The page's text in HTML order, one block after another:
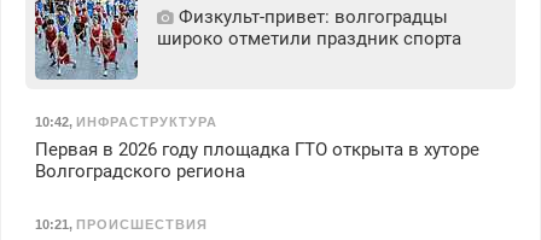
Физкульт‑привет: волгоградцы
широко отметили праздник спорта
10:42, ИНФРАСТРУКТУРА
Первая в 2026 году площадка ГТО открыта в хуторе
Волгоградского региона
10:21, ПРОИСШЕСТВИЯ